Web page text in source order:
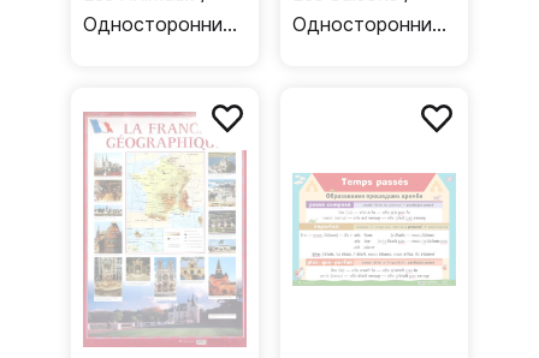
Односторонний
язык)
Односторонний